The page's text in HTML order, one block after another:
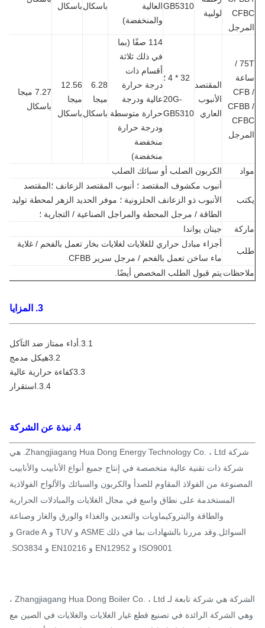
لولبية
GB5310العالية
والمنخفضة)
باسكالباسكال
75T /
المقتصد
الأنبوب
العاري
20G-
GB5310
114 صفًا (بما
في ذلك ثلاثة
أقسام ذات
درجة حرارة
عالية ودرجة
حرارة متوسطة
ودرجة حرارة
منخفضة
منخفضة)
6.28
ميجا
باسكال
12.56
ميجا
باسكال
7.27 ميجا
باسكال
الكربون الصلب أو سبائك الصلب
أنبوب مكشوف المقتصد ؛ أنبوب المقتصد الزعانف ؛المقتصد
الأنبوب ذو الزعانف الحلزونية ؛ موفر الحديد الزهر لمحطة توليد
الطاقة / مرجل المحطة والمراجل الصناعية / التجارية ؛
جينان يواندا
أجزاء مبادل حراري للغلايات لغلايات بخار تعمل بالفحم / غلاية
ماء ساخن تعمل بالفحم / مرجل سرير CFBB
يتم قبول الطلب المخصص أيضًا.
شركة Zhangjiagang Hua Dong Energy Technology Co. ، Ltd. هي
شركة ذات تقنية عالية متخصصة في إنتاج جميع أنواع الأنابيب والأنابيب
من الفولاذ المقاوم للصدأ والكربون والسبائك والألواح الفولاذية
المستخدمة على نطاق واسع في مجال الغلايات والمبادلات الحرارية
والطاقة والبتروكيماويات والتعدين والغذاء والورق والغاز وصناعة
السوائل.وقد مررنا بالشهادات بما في ذلك ASME و TUV و Grade A و
ISO9001 و EN12952 و EN10216 و SO3834.
الشركة هي شركة تابعة لـ Zhangjiagang Hua Dong Boiler Co. ، Ltd ،
الشركة الرائدة في تصنيع قطع غيار الغلايات والغلايات في الصين مع